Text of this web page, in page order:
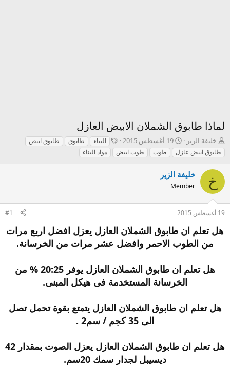
لماذا طابوق الشملان الابيض العازل
ك
ا
ت
ب
ل
م
و
ض
ع
خليفة الزير
ت
ا
ر
خ
ا
إ
ا
ء
19 أغسطس 2015
T
a
g
البناء طابوق
طابوق ابيض
طابوق ابيض عازل
طوب طوب ابيض مواد البناء
خ خليفة الزير
Member
19 أغسطس 2015 #1
هل تعلم ان طابوق الشملان العازل يعزل افضل اربع مرات
من الطوب الاحمر وافضل عشر مرات من الخرسانة.
هل تعلم ان طابوق الشملان العازل يوفر 20:25 % من
الخرسانة المستخدمة فى هيكل المبنى.
هل تعلم ان طابوق الشملان العازل يتمتع بقوة تحمل تصل
الى 35 كجم / سم2 .
هل تعلم ان طابوق الشملان العازل يعزل الصوت بمقدار 42
ديسيبل لجدار سمك 20سم.